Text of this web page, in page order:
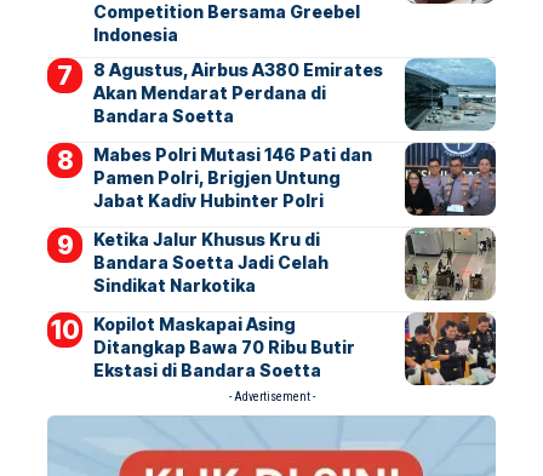
Competition Bersama Greebel
Indonesia
8 Agustus, Airbus A380 Emirates
Akan Mendarat Perdana di
Bandara Soetta
Mabes Polri Mutasi 146 Pati dan
Pamen Polri, Brigjen Untung
Jabat Kadiv Hubinter Polri
Ketika Jalur Khusus Kru di
Bandara Soetta Jadi Celah
Sindikat Narkotika
Kopilot Maskapai Asing
Ditangkap Bawa 70 Ribu Butir
Ekstasi di Bandara Soetta
- Advertisement -